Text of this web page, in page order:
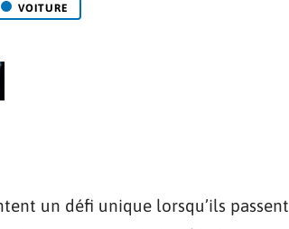
VOITURE
un défi unique lorsqu’ils passent